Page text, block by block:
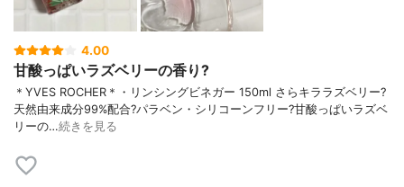
4.00
甘酸っぱいラズベリーの香り?
＊YVES ROCHER＊・リンシングビネガー 150ml さらキララズベリー?
天然由来成分99%配合?パラベン・シリコーンフリー?甘酸っぱいラズベ
リーの…続きを見る